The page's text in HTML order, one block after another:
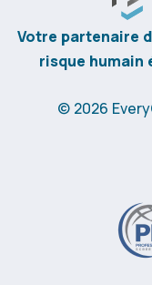
Salut c'est nous...
On a attendu d'être
déranger, mais on
C'est OK pour vous ?
Votre partenaire
risque humain
© 2026